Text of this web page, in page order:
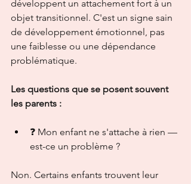
développent un attachement fort à un
objet transitionnel. C'est un signe sain
de développement émotionnel, pas
une faiblesse ou une dépendance
problématique.
Les questions que se posent souvent
les parents :
❓ Mon enfant ne s'attache à rien —
est-ce un problème ?
Non. Certains enfants trouvent leur